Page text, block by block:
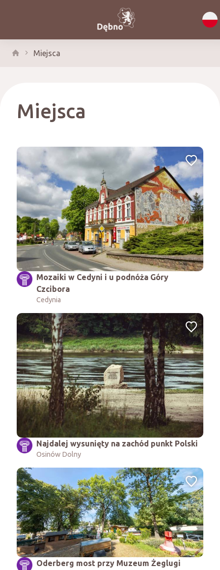
Miejsca
Miejsca
Mozaiki w Cedyni i u podnóża Góry
Czcibora
Cedynia
Najdalej wysunięty na zachód punkt Polski
Osinów Dolny
Oderberg most przy Muzeum Żeglugi